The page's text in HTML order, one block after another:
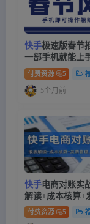
快手极速版春节
一部手机就能上
元/人平台助力躺
付费资源 5
5个月前
快手电商对账实
解读+成本核算+
理，搞定财务全
付费资源 5